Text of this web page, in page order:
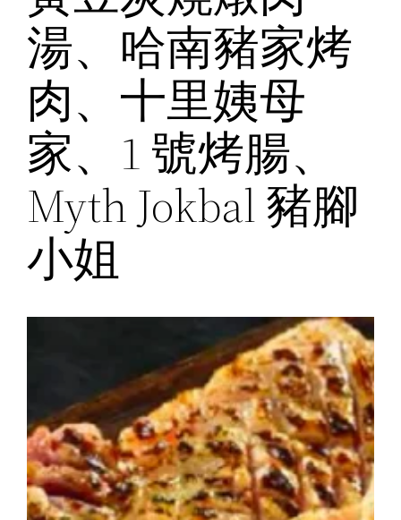
湯、哈南豬家烤
肉、十里姨母
家、1 號烤腸、
Myth Jokbal 豬腳
小姐